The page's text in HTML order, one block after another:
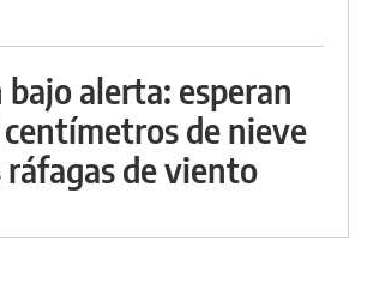
bajo alerta: esperan
de nieve
de viento